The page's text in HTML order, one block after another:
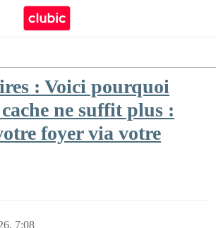
: Voici pourquoi
ne suffit plus :
foyer via votre
7:08